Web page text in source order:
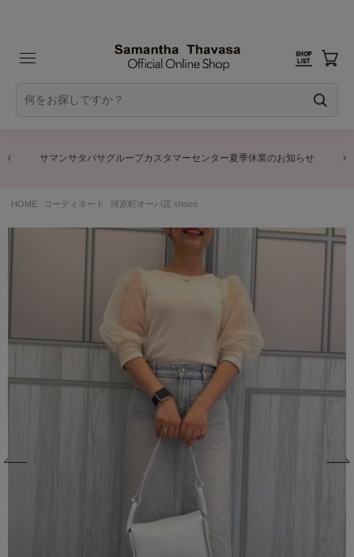
サマンサタバサグループカスタマーセンター夏季休業のお知らせ
HOME コーディネート 河原町オーパ店 shoco